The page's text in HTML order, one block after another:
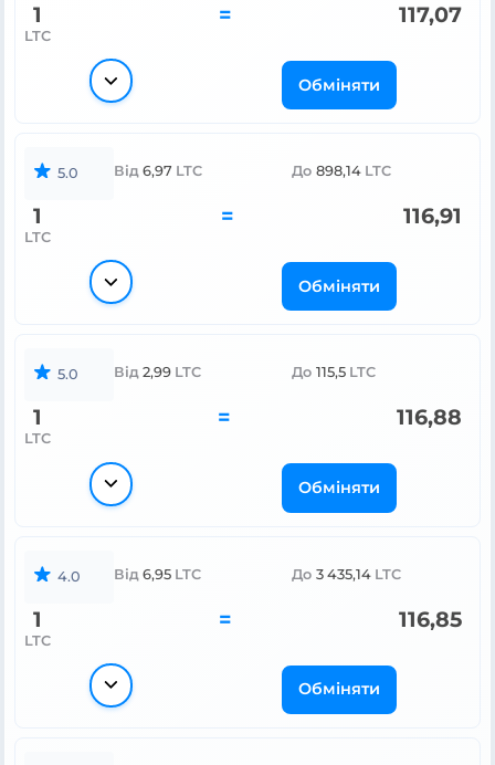
1
LTC
= 117,07
Обміняти
5.0 Від 6,97 LTC До 898,14 LTC
1
LTC
= 116,91
Обміняти
5.0 Від 2,99 LTC До 115,5 LTC
1
LTC
= 116,88
Обміняти
4.0 Від 6,95 LTC До 3 435,14 LTC
1
LTC
= 116,85
Обміняти